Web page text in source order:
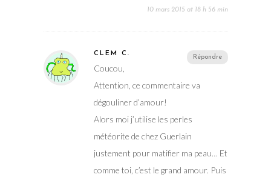
10 mars 2015 at 18 h 56 min
Répondre
CLEM C.
Coucou,
Attention, ce commentaire va
dégouliner d’amour!
Alors moi j’utilise les perles
météorite de chez Guerlain
justement pour matifier ma peau… Et
comme toi, c’est le grand amour. Puis